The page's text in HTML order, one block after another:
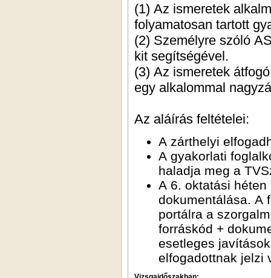
(1) Az ismeretek
folyamatosan tartott
(2) Személyre szóló
kit segítségével.
(3) Az ismeretek
egy alkalommal
Az aláírás feltételei:
A zárthelyi
A gyakorlati
haladja meg a
A 6. oktatási
dokumentálása. A
portálra a
forráskód +
esetleges
elfogadottnak jelzi